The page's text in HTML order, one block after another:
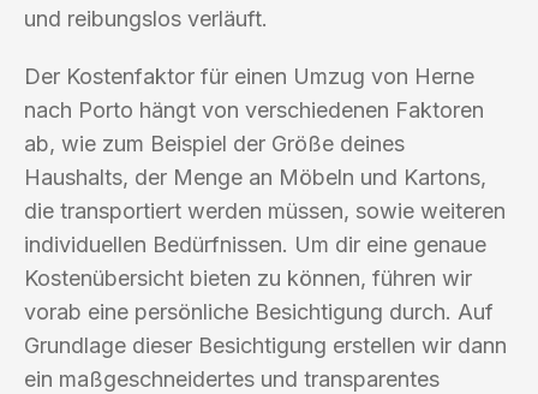
und reibungslos verläuft.
Der Kostenfaktor für einen Umzug von Herne
nach Porto hängt von verschiedenen Faktoren
ab, wie zum Beispiel der Größe deines
Haushalts, der Menge an Möbeln und Kartons,
die transportiert werden müssen, sowie weiteren
individuellen Bedürfnissen. Um dir eine genaue
Kostenübersicht bieten zu können, führen wir
vorab eine persönliche Besichtigung durch. Auf
Grundlage dieser Besichtigung erstellen wir dann
ein maßgeschneidertes und transparentes